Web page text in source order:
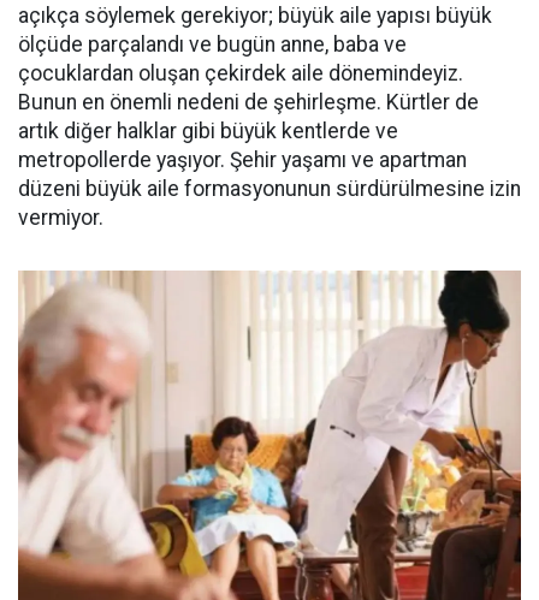
açıkça söylemek gerekiyor; büyük aile yapısı büyük
ölçüde parçalandı ve bugün anne, baba ve
çocuklardan oluşan çekirdek aile dönemindeyiz.
Bunun en önemli nedeni de şehirleşme. Kürtler de
artık diğer halklar gibi büyük kentlerde ve
metropollerde yaşıyor. Şehir yaşamı ve apartman
düzeni büyük aile formasyonunun sürdürülmesine izin
vermiyor.